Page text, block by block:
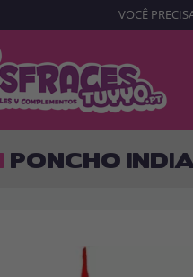
VOCÊ
PONCHO